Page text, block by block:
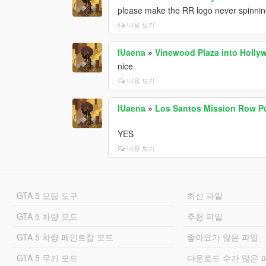
please make the RR logo never
내용 보기
IUaena »Vinewood Plaza into
nice
내용 보기
IUaena » Los Santos Mission Row
YES
내용 보기
GTA 5 모딩 도구
GTA 5 차량 모드
GTA 5 차량 페인트잡 모드
GTA 5 무기 모드
최신 파일
추천 파일
좋아요가 많은 파일
다운로드 수가 많은